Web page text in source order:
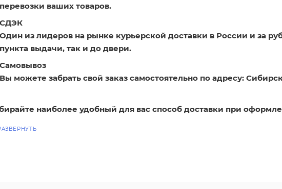
перевозки ваших товаров.
СДЭК
Один из лидеров на рынке курьерской доставки в России и за
пункта выдачи, так и до двери.
Самовывоз
Вы можете забрать свой заказ самостоятельно по адресу:
наиболее удобный для вас способ доставки при